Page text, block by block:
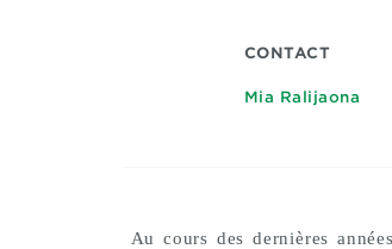
CONTACT
Mia Ralijaona
Au cours des dernières